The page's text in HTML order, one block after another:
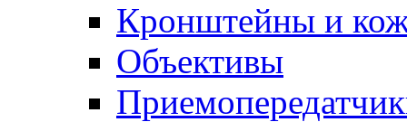
Кронштейны и
Объективы